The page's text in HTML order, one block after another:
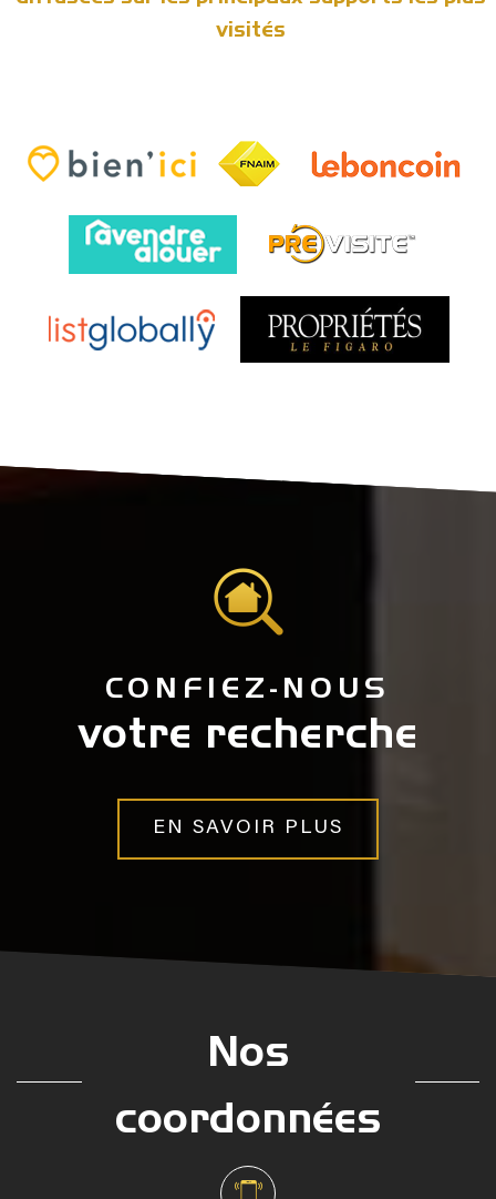
visités
CONFIEZ-NOUS
votre recherche
EN SAVOIR PLUS
Nos
coordonnées